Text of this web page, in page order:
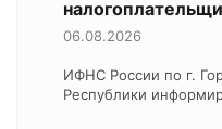
06.08.2026
ИФНС России по г.
Республики